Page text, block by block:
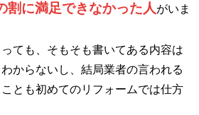
割に満足できなかった人 がいま
ても、そもそも書いてある内容は
からないし、結局業者の言われる
とも初めてのリフォームでは仕方